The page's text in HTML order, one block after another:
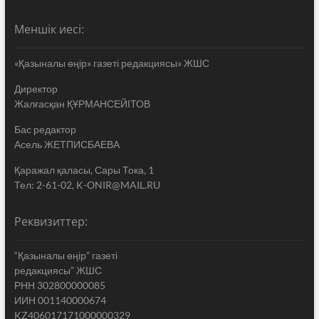
Меншік иесі:
«Қазыналы өңір» газеті редакциясы» ЖШС
Директор
Жалғасқан ҚҰРМАНСЕЙІТОВ
Бас редактор
Асель ЖЕТПИСБАЕВА
Қаражал қаласы, Сары Тока, 1
Тел: 2-61-02, K-ONIR@MAIL.RU
Реквизиттер:
“Қазыналы өңір” газеті
редакциясы” ЖШС
РНН 302800000085
ИИН 001140000674
KZ406017171000000329